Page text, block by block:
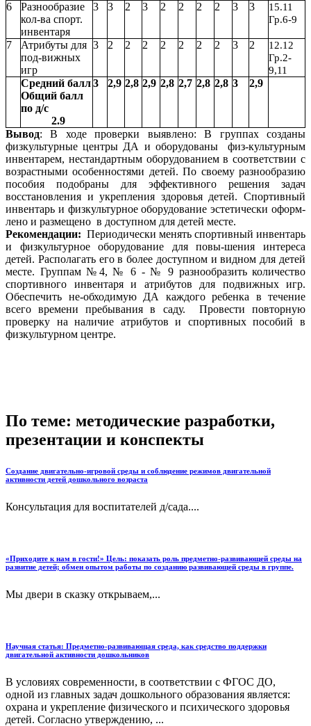
6
Разнообразие
кол-ва спорт.
инвентаря
3 3 2 3 2 2 2 2 3 3
15.11
Гр.6-9
7
Атрибуты для
под-вижных
игр
3 2 2 2 2 2 2 2 3 2
12.12
Гр.2-
9,11
Средний балл
Общий балл
по д/с
2.9
3 2,9 2,8 2,9 2,8 2,7 2,8 2,8 3 2,9
Вывод: В ходе проверки выявлено: В группах созданы
физкультурные центры ДА и оборудованы физ-культурным
инвентарем, нестандартным оборудованием в соответствии с
возрастными особенностями детей. По своему разнообразию
пособия подобраны для эффективного решения задач
восстановления и укрепления здоровья детей. Спортивный
инвентарь и физкультурное оборудование эстетически оформ-
лено и размещено в доступном для детей месте.
Рекомендации: Периодически менять спортивный инвентарь
и физкультурное оборудование для повы-шения интереса
детей. Располагать его в более доступном и видном для детей
месте. Группам №4, № 6 - № 9 разнообразить количество
спортивного инвентаря и атрибутов для подвижных игр.
Обеспечить не-обходимую ДА каждого ребенка в течение
всего времени пребывания в саду. Провести повторную
проверку на наличие атрибутов и спортивных пособий в
физкультурном центре.
По теме: методические разработки,
презентации и конспекты
Создание двигательно-игровой среды и соблюдение режимов двигательной
активности детей дошкольного возраста
Консультация для воспитателей д/сада....
«Приходите к нам в гости!» Цель: показать роль предметно-развивающей среды на
развитие детей; обмен опытом работы по созданию развивающей среды в группе.
Мы двери в сказку открываем,...
Научная статья: Предметно-развивающая среда, как средство поддержки
двигательной активности дошкольников
В условиях современности, в соответствии с ФГОС ДО,
одной из главных задач дошкольного образования является:
охрана и укрепление физического и психического здоровья
детей. Согласно утверждению, ...